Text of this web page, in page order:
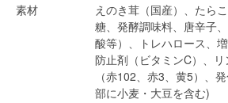
素材
えのき茸（国産）、たら
糖、発酵調味料、唐辛子
酸等）、トレハロース、
防止剤（ビタミンC）、
（赤102、赤3、黄5）、
部に小麦・大豆を含む)